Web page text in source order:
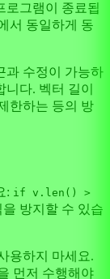
로그램이 종료됩
서 동일하게 동
과 수정이 가능하
다. 벡터 길이
한하는 등의 방
: if v.len() >
방지할 수 있습
용하지 마세요.
먼저 수행해야